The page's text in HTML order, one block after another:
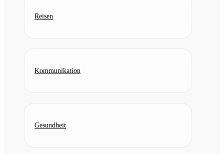
Reisen
Kommunikation
Gesundheit